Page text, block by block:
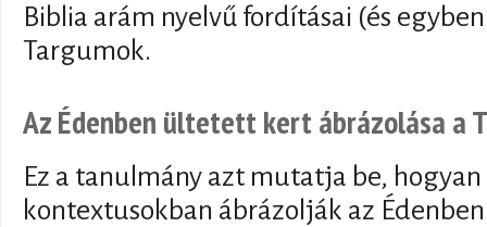
Biblia arám nyelvű fordításai (és
Targumok.
Az Édenben ültetett kert ábrázolása a
Ez a tanulmány azt mutatja be,
kontextusokban ábrázolják az